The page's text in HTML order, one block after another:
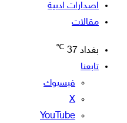
اصدارات ادبية
مقالات
بغداد 37
℃
تابعنا
فيسبوك
‫X
‫YouTube